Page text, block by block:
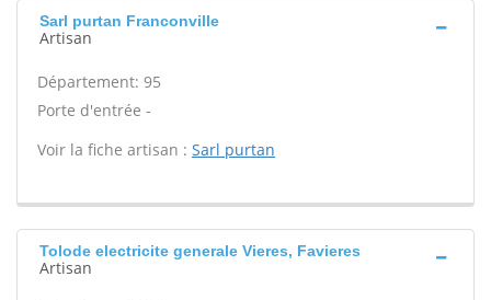
Sarl purtan Franconville
Artisan
Département: 95
Porte d'entrée -
Voir la fiche artisan : Sarl purtan
Tolode electricite generale Vieres, Favieres
Artisan